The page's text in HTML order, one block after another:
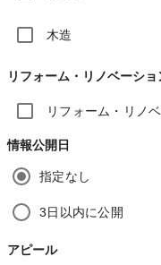
木造
リフォーム・リノベーショ
リフォーム・リノ
情報公開日
指定なし
3日以内に公開
アピール